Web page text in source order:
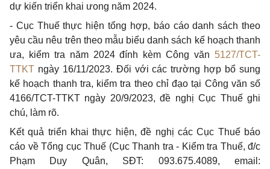
dự kiến triển khai ưong năm 2024.
- Cục Thuế thực hiện tổng hợp, báo cáo danh sách theo
yêu cầu nêu trên theo mẫu biểu danh sách kế hoạch thanh
ưa, kiểm tra năm 2024 đính kèm Công văn 5127/TCT-
TTKT ngày 16/11/2023. Đối với các trường hợp bổ sung
kế hoạch thanh tra, kiểm tra theo chỉ đạo tại Công văn số
4166/TCT-TTKT ngày 20/9/2023, đề nghị Cục Thuế ghi
chú, làm rõ.
Kết quả triển khai thực hiện, đề nghị các Cục Thuế báo
cáo về Tổng cục Thuế (Cục Thanh tra - Kiểm tra Thuế, đ/c
Phạm Duy Quân, SĐT:
093.675.4089, email: